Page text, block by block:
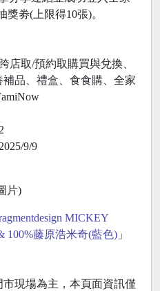
獎劵(上限得10張)。
店取/預約取購買與兌換、
品、禮盒、食食購、全家
9/9
片)
MICKEY
100%藤原浩米奇(藍色) 」
現場為主，本頁面資訊僅